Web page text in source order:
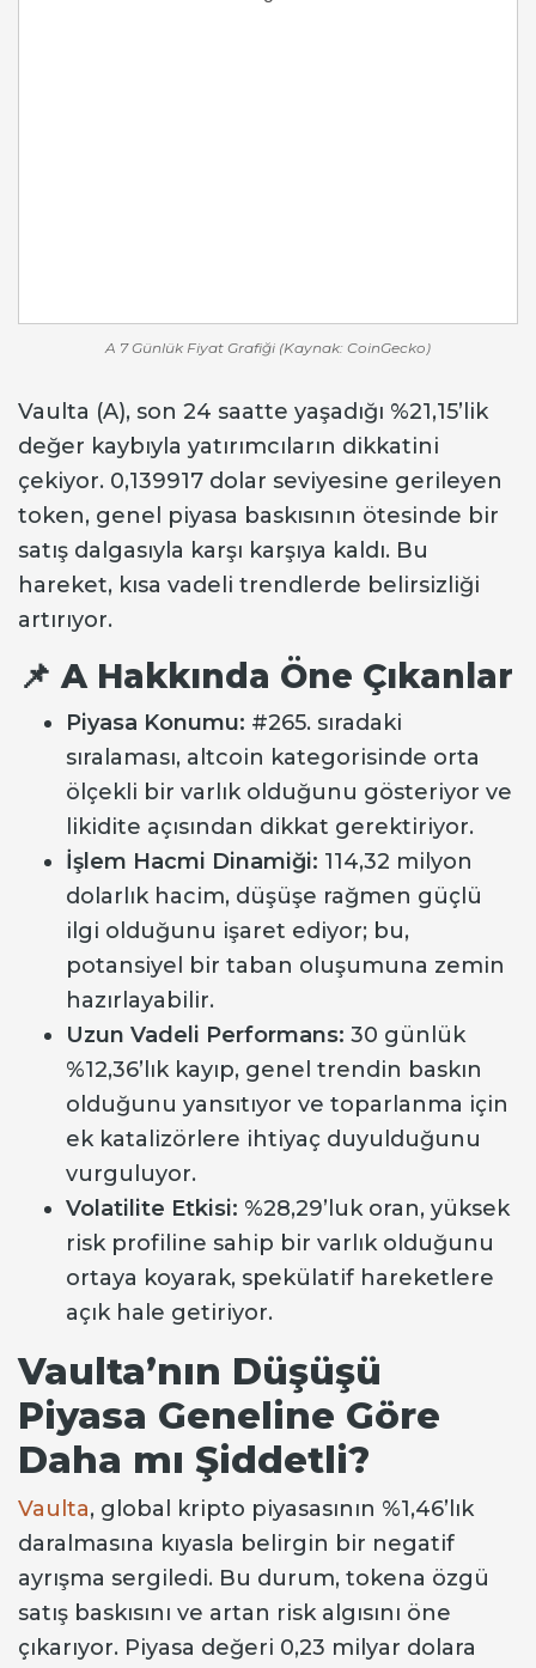
A 7 Günlük Fiyat Grafiği (Kaynak: CoinGecko)
Vaulta (A), son 24 saatte yaşadığı %21,15’lik
değer kaybıyla yatırımcıların dikkatini
çekiyor. 0,139917 dolar seviyesine gerileyen
token, genel piyasa baskısının ötesinde bir
satış dalgasıyla karşı karşıya kaldı. Bu
hareket, kısa vadeli trendlerde belirsizliği
artırıyor.
📌 A Hakkında Öne Çıkanlar
Piyasa Konumu: #265. sıradaki
sıralaması, altcoin kategorisinde orta
ölçekli bir varlık olduğunu gösteriyor ve
likidite açısından dikkat gerektiriyor.
İşlem Hacmi Dinamiği: 114,32 milyon
dolarlık hacim, düşüşe rağmen güçlü
ilgi olduğunu işaret ediyor; bu,
potansiyel bir taban oluşumuna zemin
hazırlayabilir.
Uzun Vadeli Performans: 30 günlük
%12,36’lık kayıp, genel trendin baskın
olduğunu yansıtıyor ve toparlanma için
ek katalizörlere ihtiyaç duyulduğunu
vurguluyor.
Volatilite Etkisi: %28,29’luk oran, yüksek
risk profiline sahip bir varlık olduğunu
ortaya koyarak, spekülatif hareketlere
açık hale getiriyor.
Vaulta’nın Düşüşü
Piyasa Geneline Göre
Daha mı Şiddetli?
Vaulta, global kripto piyasasının %1,46’lık
daralmasına kıyasla belirgin bir negatif
ayrışma sergiledi. Bu durum, tokena özgü
satış baskısını ve artan risk algısını öne
çıkarıyor. Piyasa değeri 0,23 milyar dolara